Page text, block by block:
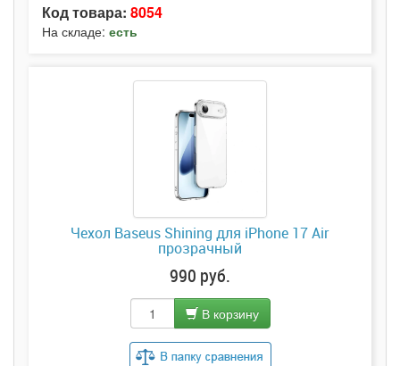
Код товара: 8054
На складе: есть
Чехол Baseus Shining для iPhone 17 Air
прозрачный
990 руб.
В корзину